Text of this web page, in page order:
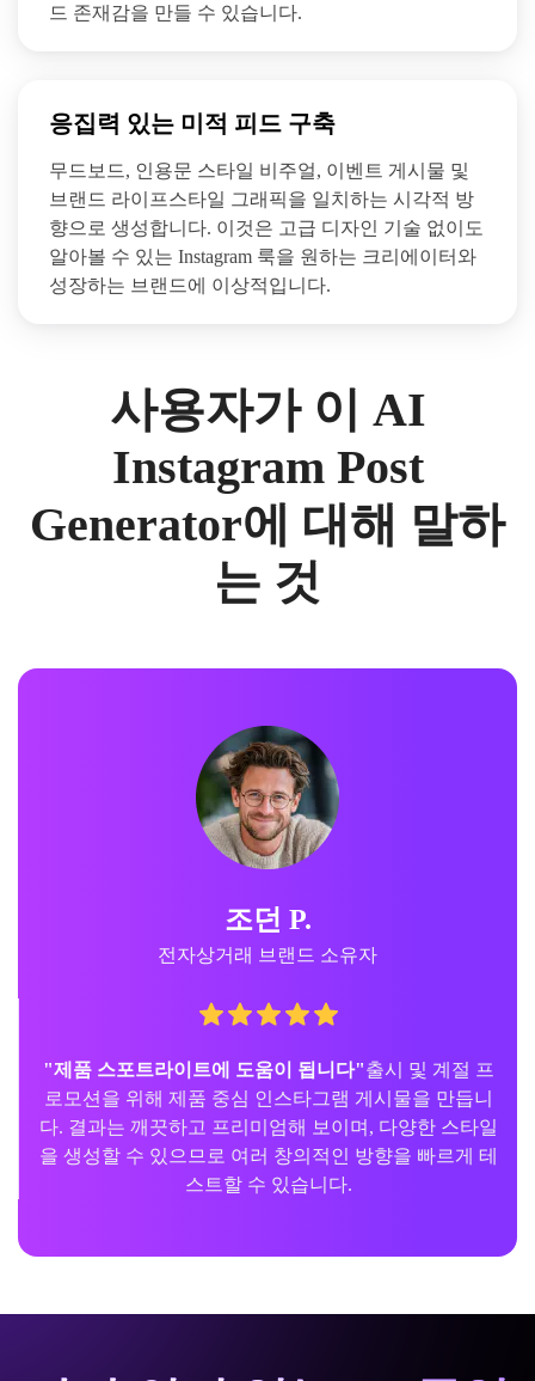
드 존재감을 만들 수 있습니다.
응집력 있는 미적 피드 구축
무드보드, 인용문 스타일 비주얼, 이벤트 게시물 및
브랜드 라이프스타일 그래픽을 일치하는 시각적 방
향으로 생성합니다. 이것은 고급 디자인 기술 없이도
알아볼 수 있는 Instagram 룩을 원하는 크리에이터와
성장하는 브랜드에 이상적입니다.
사용자가 이 AI
Instagram Post
Generator에 대해 말하
는 것
조던 P.
전자상거래 브랜드 소유자
"제품 스포트라이트에 도움이 됩니다"출시 및 계절 프
로모션을 위해 제품 중심 인스타그램 게시물을 만듭니
다. 결과는 깨끗하고 프리미엄해 보이며, 다양한 스타일
을 생성할 수 있으므로 여러 창의적인 방향을 빠르게 테
스트할 수 있습니다.